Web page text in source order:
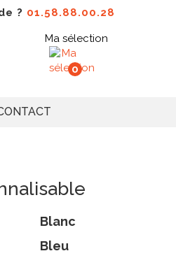
? 01.58.88.00.28
Ma sélection
0
Blanc
Bleu